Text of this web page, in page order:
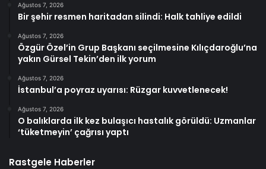
Ağustos 7, 2026
Bir şehir resmen haritadan silindi: Halk tahliye edildi
Ağustos 7, 2026
Özgür Özel’in Grup Başkanı seçilmesine Kılıçdaroğlu’na
yakın Gürsel Tekin’den ilk yorum
Ağustos 7, 2026
İstanbul’a poyraz uyarısı: Rüzgar kuvvetlenecek!
Ağustos 7, 2026
O balıklarda ilk kez bulaşıcı hastalık görüldü: Uzmanlar
‘tüketmeyin’ çağrısı yaptı
Rastgele Haberler